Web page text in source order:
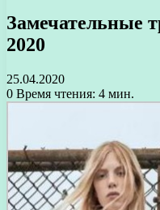
Замечательные
2020
25.04.2020
0 Время чтения: 4 мин.